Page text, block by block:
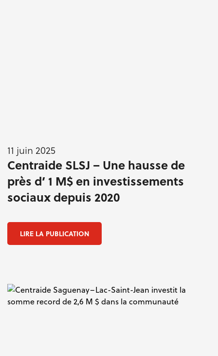
11 juin 2025
Centraide SLSJ – Une hausse de
près d’ 1 M$ en investissements
sociaux depuis 2020
LIRE LA PUBLICATION